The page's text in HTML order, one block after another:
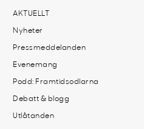
AKTUELLT
Nyheter
Pressmeddelanden
Evenemang
Podd: Framtidsodlarna
Debatt & blogg
Utlåtanden